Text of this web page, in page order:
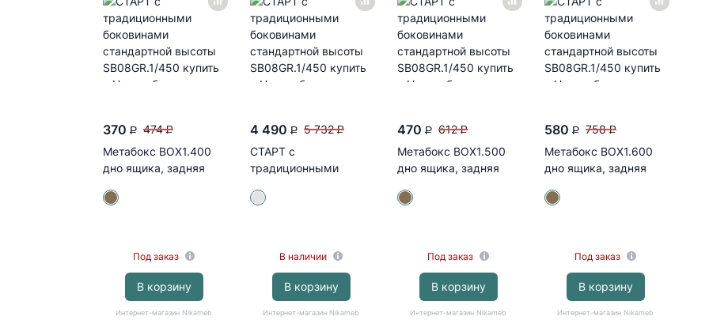
370 P 474 P
Метабокс BOX1.400
дно ящика, задняя
Под заказ
В корзину
Интернет-магазин Nikameb
4 490 P 5 732 P
СТАРТ с
традиционными
стандартной
В наличии
В корзину
Интернет-магазин Nikameb
470 P 612 P
Метабокс BOX1.500
дно ящика, задняя
Под заказ
В корзину
Интернет-магазин Nikameb
580 P 758 P
Метабокс BOX1.600
дно ящика, задняя
Под заказ
В корзину
Интернет-магазин Nikameb